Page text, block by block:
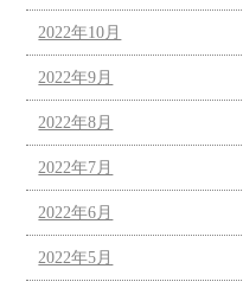
2022年10月
2022年9月
2022年8月
2022年7月
2022年6月
2022年5月